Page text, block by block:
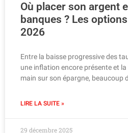
Où placer son argent
banques ? Les
2026
Entre la baisse progressive des
une inflation encore présente et
main sur son épargne, beaucoup
LIRE LA SUITE »
29 décembre 2025